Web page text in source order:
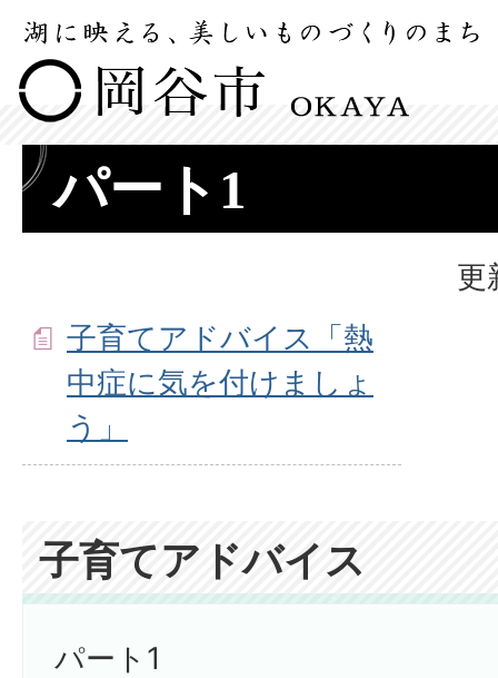
パート1
更
子育てアドバイス「熱
中症に気を付けましょ
う」
子育てアドバイス
パート1